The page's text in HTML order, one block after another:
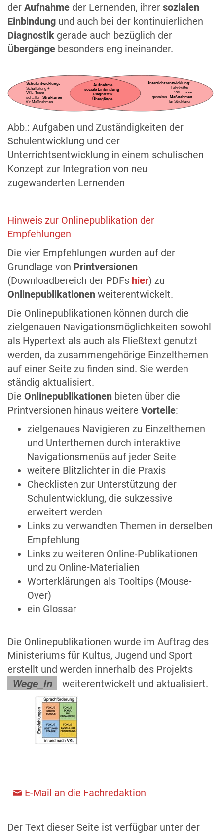
der Aufnahme der Lernenden, ihrer sozialen
Einbindung und auch bei der kontinuierlichen
Diagnostik gerade auch bezüglich der
Übergänge besonders eng ineinander.
Unterrichtsentwicklung:
Lehrkräfte +
VKL-Team
gestalten
Maßnahmen
für Strukturen
Aufnahme
soziale Einbindung
Diagnostik
Übergänge
Schulentwicklung:
Schulleitung +
VKL-Team
schaffen Strukturen
für Maßnahmen
Abb.: Aufgaben und Zuständigkeiten der
Schulentwicklung und der
Unterrichtsentwicklung in einem schulischen
Konzept zur Integration von neu
zugewanderten Lernenden
Hinweis zur Onlinepublikation der
Empfehlungen
Die vier Empfehlungen wurden auf der
Grundlage von Printversionen
(Downloadbereich der PDFs hier) zu
Onlinepublikationen weiterentwickelt.
Die Onlinepublikationen können durch die
zielgenauen Navigationsmöglichkeiten sowohl
als Hypertext als auch als Fließtext genutzt
werden, da zusammengehörige Einzelthemen
auf einer Seite zu finden sind. Sie werden
ständig aktualisiert.
Die Onlinepublikationen bieten über die
Printversionen hinaus weitere Vorteile:
zielgenaues Navigieren zu Einzelthemen
und Unterthemen durch interaktive
Navigationsmenüs auf jeder Seite
weitere Blitzlichter in die Praxis
Checklisten zur Unterstützung der
Schulentwicklung, die sukzessive
erweitert werden
Links zu verwandten Themen in derselben
Empfehlung
Links zu weiteren Online-Publikationen
und zu Online-Materialien
Worterklärungen als Tooltips (Mouse-
Over)
ein Glossar
Die Onlinepublikationen wurde im Auftrag des
Ministeriums für Kultus, Jugend und Sport
erstellt und werden innerhalb des Projekts
Wege_In weiterentwickelt und aktualisiert.
E-Mail an die Fachredaktion
Der Text dieser Seite ist verfügbar unter der